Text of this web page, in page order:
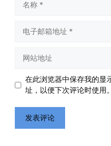
址
址
在此浏览器中保存我的显
址，以便下次评论时使用。